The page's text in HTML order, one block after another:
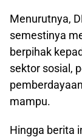
Menurutnya,
semestinya
berpihak
sektor sosial,
mampu.
Hingga berita